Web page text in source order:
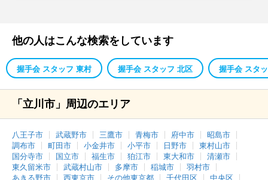
他の人はこんな検索をしています
握手会 スタッフ 東村 握手会 スタッフ 北区 握手会 スタ
「立川市」周辺のエリア
八王子市 武蔵野市 三鷹市 青梅市 府中市
昭島市
調布市
町田市 小金井市 小平市 日野市
東村山市
国分寺市
国立市 福生市 狛江市 東大和市
清瀬市
東久留米市
武蔵村山市 多摩市 稲城市
羽村市
あきる野市
西東京市 その他東京都 千代田区 中央区